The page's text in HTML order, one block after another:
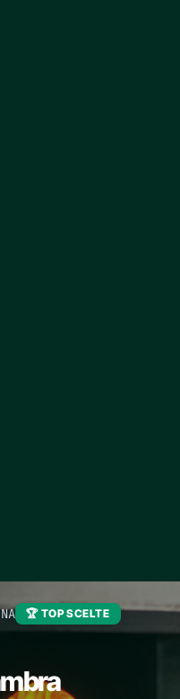
🏆 TOP SCELTE